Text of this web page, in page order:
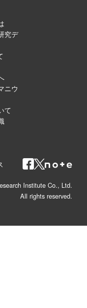
究デ
ニウ
て
Institute Co., Ltd.
All rights reserved.